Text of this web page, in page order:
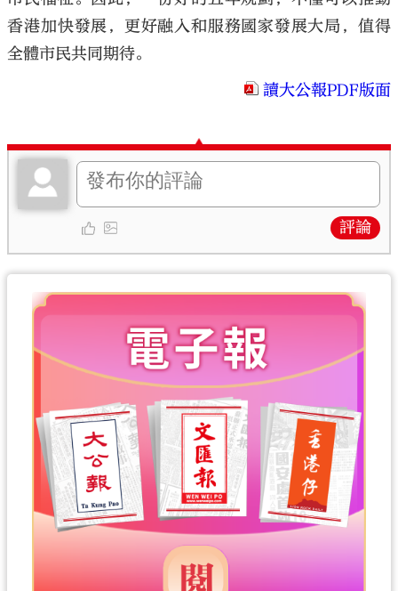
香港加快發展，更好融入和服務國家發展大局，值得
全體市民共同期待。
讀大公報PDF版面
評論